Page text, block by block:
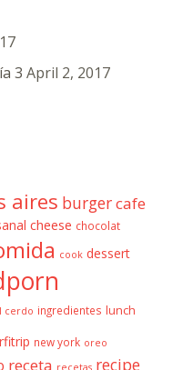
3 April 2, 2017
aires burgercafe
cheese chocolat
cook dessert
cerdo ingredientes lunch
new york oreo
receta recetas recipe